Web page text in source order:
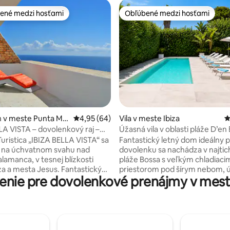
z 5, počet hodnotení: 207
medzi hosťami
medzi hosťami
meste Punta Ma
Priemerné ohodnotenie 4,95 z 5, počet
4,95 (64)
VISTA – dovolenkový raj –
„IBIZA BELLA VISTA“ sa
úchvatnom svahu nad
v tesnej blízkosti
Jesus. Fantastický
výhľad na mesto Ibiza a
na more zo všetkých
Obľúbené medzi hosťami
Obľúbené medzi hosťami
Vila v meste Ibiza
Úžasná vila v oblasti pláže D’en
Fantastický letný dom ideálny
dovolenku sa nachádza v
pláže Bossa s veľkým
priestorom pod šírym nebom,
novým bazénom obklopeným
zelenými palmami a kvetmi. Ak si
8 minút chôdze od Ushuaii a Hi
pre dovolenkové prenájmy v